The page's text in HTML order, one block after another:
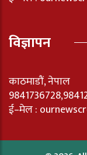
विज्ञापन
काठमाडौं, नेपाल
ई–मेल :